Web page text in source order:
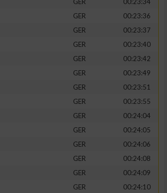
GER
00:23:36
GER
00:23:37
GER
00:23:40
GER
00:23:42
GER
00:23:49
GER
00:23:51
GER
00:23:55
GER
00:24:04
GER
00:24:05
GER
00:24:06
GER
00:24:08
GER
00:24:09
GER
00:24:10